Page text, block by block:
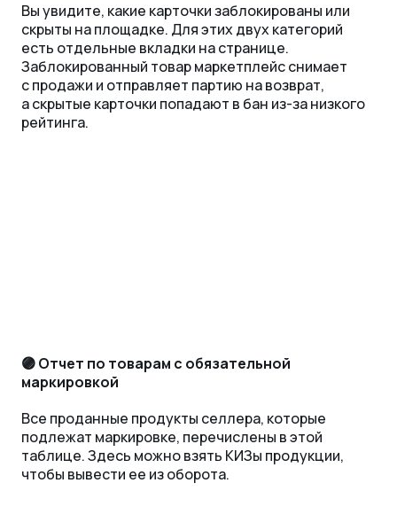
Вы увидите, какие карточки заблокированы или
скрыты на площадке. Для этих двух категорий
есть отдельные вкладки на странице.
Заблокированный товар маркетплейс снимает
с продажи и отправляет партию на возврат,
а скрытые карточки попадают в бан из-за низкого
рейтинга.
🟣 Отчет по товарам с обязательной
маркировкой
Все проданные продукты селлера, которые
подлежат маркировке, перечислены в этой
таблице. Здесь можно взять КИЗы продукции,
чтобы вывести ее из оборота.